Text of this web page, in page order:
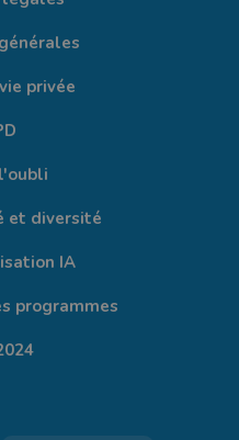
privée
et diversité
IA
programmes